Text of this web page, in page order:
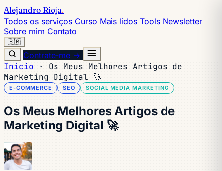
Alejandro Rioja.
Todos os serviços Curso Mais lidos Tools Newsletter
Sobre mim Contato
🇧🇷
Contrate-me →
Início ·
Os Meus Melhores Artigos de
Marketing Digital 🚀
E-COMMERCE SEO SOCIAL MEDIA MARKETING
Os Meus Melhores Artigos de
Marketing Digital 🚀